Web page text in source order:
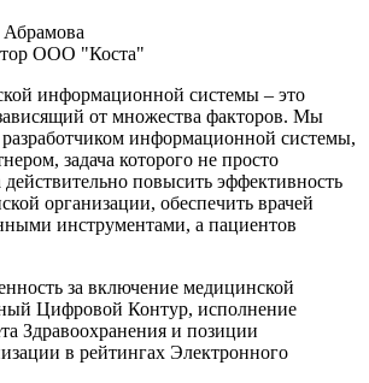
ООО "Коста"
информационной системы – это
от множества факторов. Мы
разработчиком информационной системы,
задача которого не просто
повысить эффективность
организации, обеспечить врачей
инструментами, а пациентов
за включение медицинской
Цифровой Контур, исполнение
Здравоохранения и позиции
в рейтингах Электронного